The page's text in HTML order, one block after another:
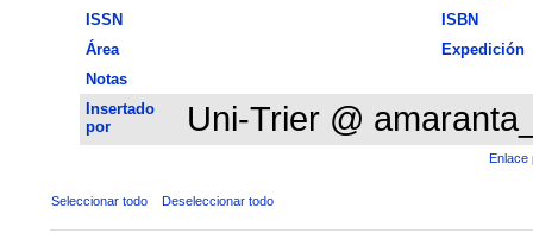
ISSN
ISBN
Área
Expedición
Notas
Insertado
por
Uni-Trier @
Enlace
Seleccionar todo Deseleccionar todo